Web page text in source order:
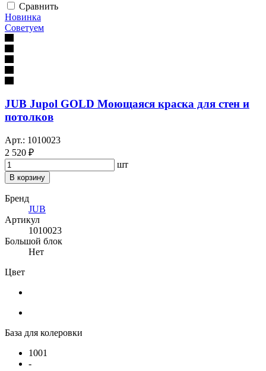
Сравнить
Новинка
Советуем
JUB Jupol GOLD Моющаяся краска для стен и
потолков
Арт.: 1010023
2 520 ₽
шт
В корзину
Бренд
JUB
Артикул
1010023
Большой блок
Нет
Цвет
База для колеровки
1001
-